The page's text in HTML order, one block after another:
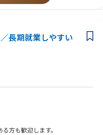
長期就業しやすい
方も歓迎します。